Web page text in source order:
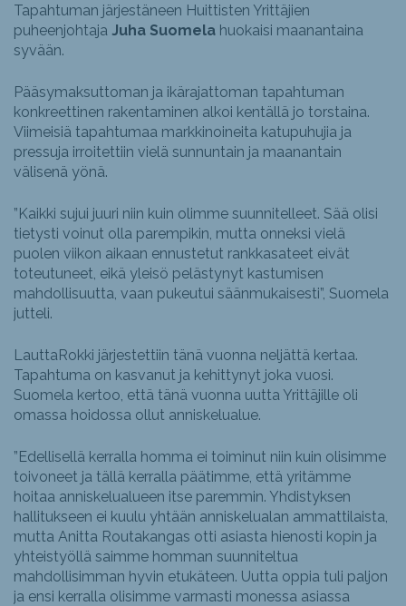
Tapahtuman järjestäneen Huittisten Yrittäjien
puheenjohtaja Juha Suomela huokaisi maanantaina
syvään.
Pääsymaksuttoman ja ikärajattoman tapahtuman
konkreettinen rakentaminen alkoi kentällä jo torstaina.
Viimeisiä tapahtumaa markkinoineita katupuhujia ja
pressuja irroitettiin vielä sunnuntain ja maanantain
välisenä yönä.
”Kaikki sujui juuri niin kuin olimme suunnitelleet. Sää olisi
tietysti voinut olla parempikin, mutta onneksi vielä
puolen viikon aikaan ennustetut rankkasateet eivät
toteutuneet, eikä yleisö pelästynyt kastumisen
mahdollisuutta, vaan pukeutui säänmukaisesti”, Suomela
jutteli.
LauttaRokki järjestettiin tänä vuonna neljättä kertaa.
Tapahtuma on kasvanut ja kehittynyt joka vuosi.
Suomela kertoo, että tänä vuonna uutta Yrittäjille oli
omassa hoidossa ollut anniskelualue.
”Edellisellä kerralla homma ei toiminut niin kuin olisimme
toivoneet ja tällä kerralla päätimme, että yritämme
hoitaa anniskelualueen itse paremmin. Yhdistyksen
hallitukseen ei kuulu yhtään anniskelualan ammattilaista,
mutta Anitta Routakangas otti asiasta hienosti kopin ja
yhteistyöllä saimme homman suunniteltua
mahdollisimman hyvin etukäteen. Uutta oppia tuli paljon
ja ensi kerralla olisimme varmasti monessa asiassa